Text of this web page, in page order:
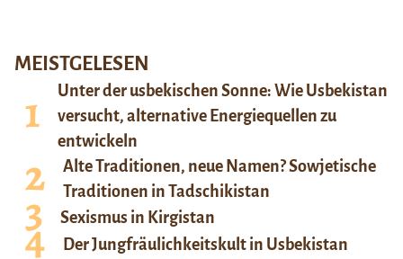
MEISTGELESEN
Unter der usbekischen Sonne: Wie Usbekistan
versucht, alternative Energiequellen zu
entwickeln
Alte Traditionen, neue Namen? Sowjetische
Traditionen in Tadschikistan
Sexismus in Kirgistan
Der Jungfräulichkeitskult in Usbekistan